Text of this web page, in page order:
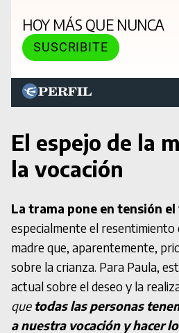
HOY MÁS QUE NUNCA
SUSCRIBITE
El espejo de la
la vocación
La trama pone en tensión
especialmente el resentimiento
madre que, aparentemente,
sobre la crianza. Para Paula,
actual sobre el deseo y la
quetodas las personas
a nuestra vocación y hacer